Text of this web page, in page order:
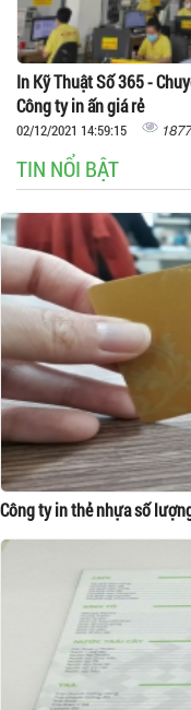
In Kỹ Thuật Số 365 -
Công ty in ấn giá rẻ
02/12/2021 14:59:15 1877
TIN NỔI BẬT
Công ty in thẻ nhựa số